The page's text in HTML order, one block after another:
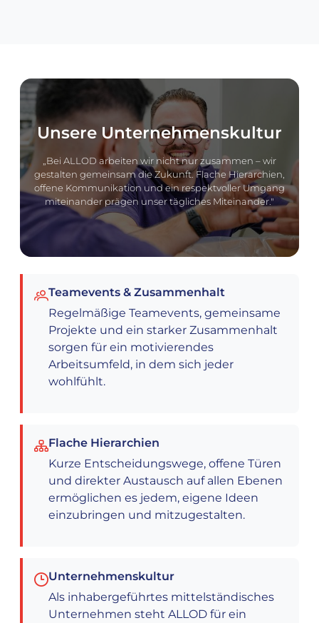
Unsere Unternehmenskultur
„Bei ALLOD arbeiten wir nicht nur zusammen – wir
gestalten gemeinsam die Zukunft. Flache Hierarchien,
offene Kommunikation und ein respektvoller Umgang
miteinander prägen unser tägliches Miteinander."
Teamevents & Zusammenhalt
Regelmäßige Teamevents, gemeinsame
Projekte und ein starker Zusammenhalt
sorgen für ein motivierendes
Arbeitsumfeld, in dem sich jeder
wohlfühlt.
Flache Hierarchien
Kurze Entscheidungswege, offene Türen
und direkter Austausch auf allen Ebenen
ermöglichen es jedem, eigene Ideen
einzubringen und mitzugestalten.
Unternehmenskultur
Als inhabergeführtes mittelständisches
Unternehmen steht ALLOD für ein